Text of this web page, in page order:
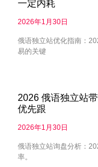
一定内耗
2026年1月30日
俄语独立站优化指南：
易的关键
2026 俄语独立站
优先跟
2026年1月30日
俄语独立站询盘分析：
率。